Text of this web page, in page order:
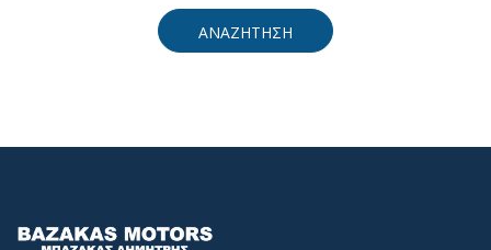
ΑΝΑΖΗΤΗΣΗ